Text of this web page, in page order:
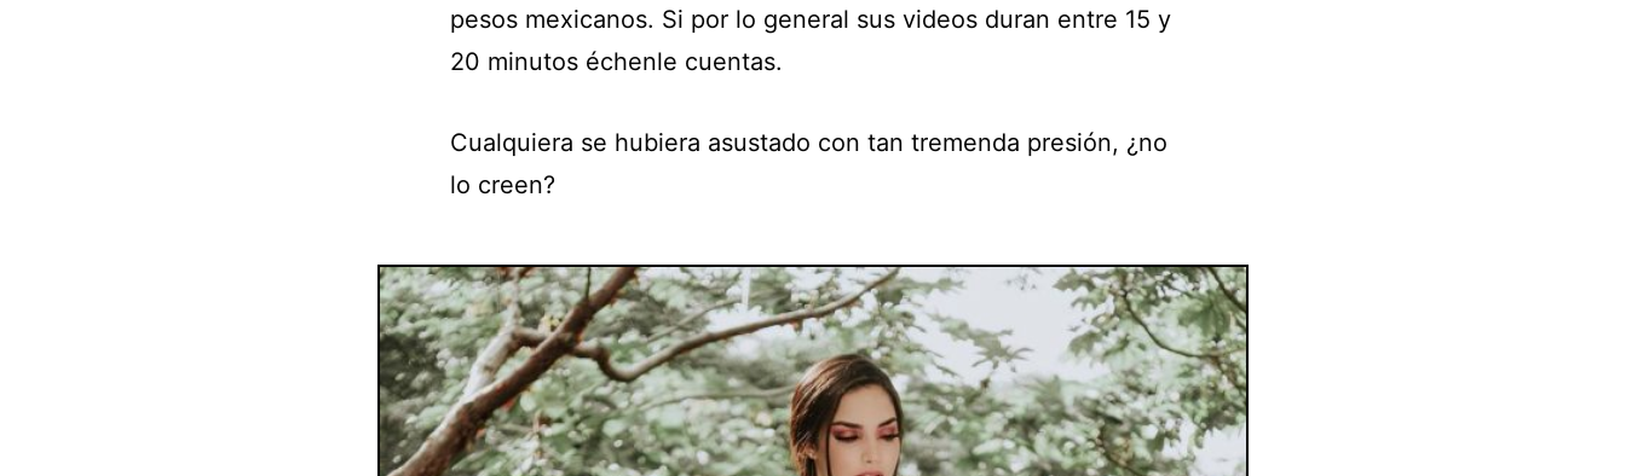
pesos mexicanos. Si por lo general sus videos duran entre 15 y
20 minutos échenle cuentas.
Cualquiera se hubiera asustado con tan tremenda presión, ¿no
lo creen?